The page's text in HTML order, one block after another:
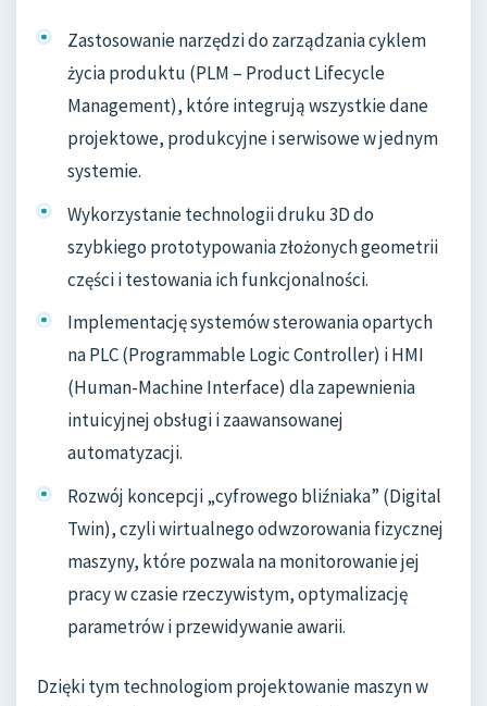
Zastosowanie narzędzi do zarządzania cyklem
życia produktu (PLM – Product Lifecycle
Management), które integrują wszystkie dane
projektowe, produkcyjne i serwisowe w jednym
systemie.
Wykorzystanie technologii druku 3D do
szybkiego prototypowania złożonych geometrii
części i testowania ich funkcjonalności.
Implementację systemów sterowania opartych
na PLC (Programmable Logic Controller) i HMI
(Human-Machine Interface) dla zapewnienia
intuicyjnej obsługi i zaawansowanej
automatyzacji.
Rozwój koncepcji „cyfrowego bliźniaka” (Digital
Twin), czyli wirtualnego odwzorowania fizycznej
maszyny, które pozwala na monitorowanie jej
pracy w czasie rzeczywistym, optymalizację
parametrów i przewidywanie awarii.
Dzięki tym technologiom projektowanie maszyn w